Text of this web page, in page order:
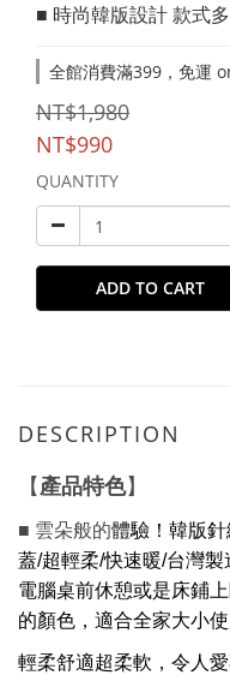
■ 時尚韓版設計 款式
全館消費滿399，免運
NT$1,980
NT$990
QUANTITY
ADD TO CART
DESCRIPTION
【 產品特色】
■ 雲朵般的體驗！韓版
蓋/超輕柔/快速暖/台灣製
電腦桌前休憩或是床鋪
的顏色，適合全家大小使
輕柔舒適超柔軟，令人